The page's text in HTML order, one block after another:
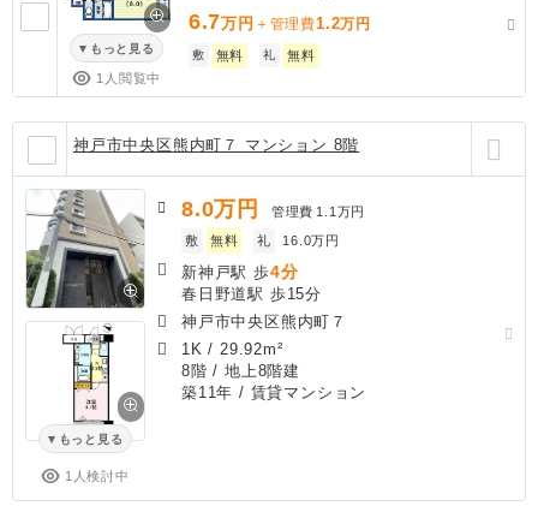
もっと見る
1人閲覧中
6.7万円 ＋管理費1.2万円
敷 無料 礼 無料
神戸市中央区熊内町７ マンション 8階
もっと見る
1人検討中
8.0万円 管理費 1.1万円
敷
無料 礼 16.0万円
新神戸駅 歩4分
春日野道駅 歩15分
神戸市中央区熊内町７
1K / 29.92m²
8階 / 地上8階建
築11年 / 賃貸マンション